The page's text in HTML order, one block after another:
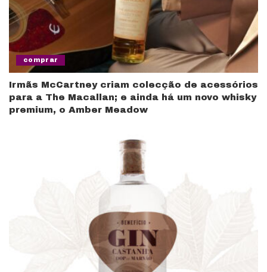
comprar
Irmãs McCartney criam colecção de acessórios
para a The Macallan; e ainda há um novo whisky
premium, o Amber Meadow